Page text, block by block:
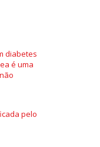
diabetes
é uma
pelo